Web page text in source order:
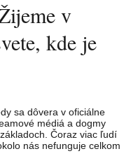
v
kde je
sa dôvera v oficiálne
médiá a dogmy
Čoraz viac ľudí
nás nefunguje celkom